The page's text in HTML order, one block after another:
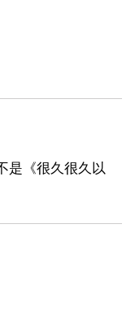
是《很久很久以